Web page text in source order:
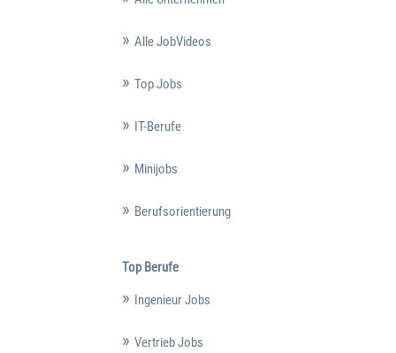
Alle JobVideos
Top Jobs
IT-Berufe
Minijobs
Berufsorientierung
Top Berufe
Ingenieur Jobs
Vertrieb Jobs